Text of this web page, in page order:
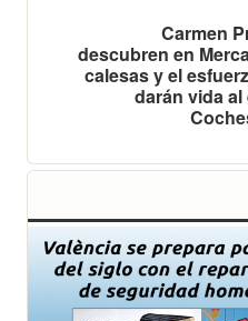
Carmen
descubren en
calesas y el
darán vida